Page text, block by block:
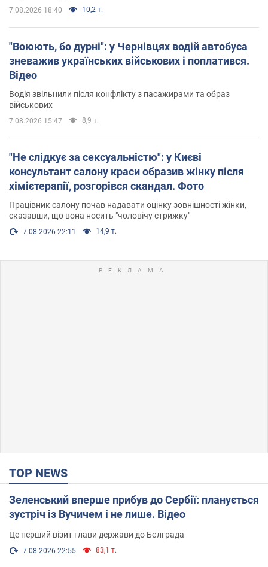
7.08.2026 18:40 10,2 т.
"Воюють, бо дурні": у Чернівцях водій автобуса
зневажив українських військових і поплатився.
Відео
Водія звільнили після конфлікту з пасажирами та образ
військових
7.08.2026 15:47 8,9 т.
"Не слідкує за сексуальністю": у Києві
консультант салону краси образив жінку після
хімієтерапії, розгорівся скандал. Фото
Працівник салону почав надавати оцінку зовнішності жінки,
сказавши, що вона носить "чоловічу стрижку"
7.08.2026 22:11 14,9 т.
TOP NEWS
Зеленський вперше прибув до Сербії: планується
зустріч із Вучичем і не лише. Відео
Це перший візит глави держави до Бєлграда
7.08.2026 22:55 83,1 т.